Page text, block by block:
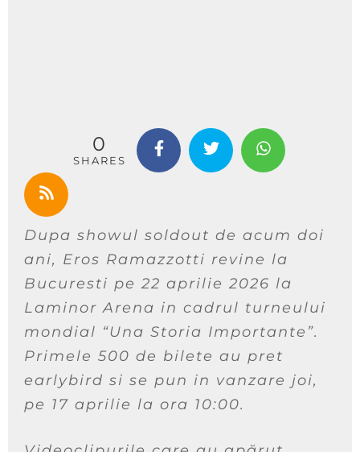
0
SHARES
Dupa showul soldout de acum doi
ani, Eros Ramazzotti revine la
Bucuresti pe 22 aprilie 2026 la
Laminor Arena in cadrul turneului
mondial “Una Storia Importante”.
Primele 500 de bilete au pret
earlybird si se pun in vanzare joi,
pe 17 aprilie la ora 10:00.